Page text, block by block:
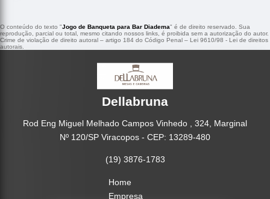
O conteúdo do texto "Jogo de Banqueta para Bar Diadema" é de direito reservado. Sua
reprodução, parcial ou total, mesmo citando nossos links, é proibida sem a autorização do autor.
Crime de violação de direito autoral – artigo 184 do Código Penal – Lei 9610/98 - Lei de direitos
autorais
Dellabruna
Rod Eng Miguel Melhado Campos Vinhedo , 324, Marginal
Nº 120/SP Viracopos - CEP: 13289-480
(19) 3876-1783
Home
Empresa